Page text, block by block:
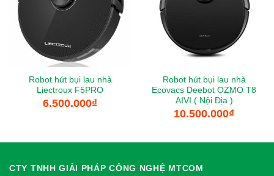
Robot hút bụi lau nhà
Liectroux F5PRO
6.500.000₫
Robot hút bụi lau nhà
Ecovacs Deebot OZMO T8
AIVI ( Nội Địa )
10.500.000₫
CTY TNHH GIẢI PHÁP CÔNG NGHỆ MTCOM